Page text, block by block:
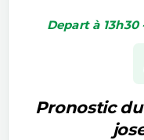
Depart à
Pronostic